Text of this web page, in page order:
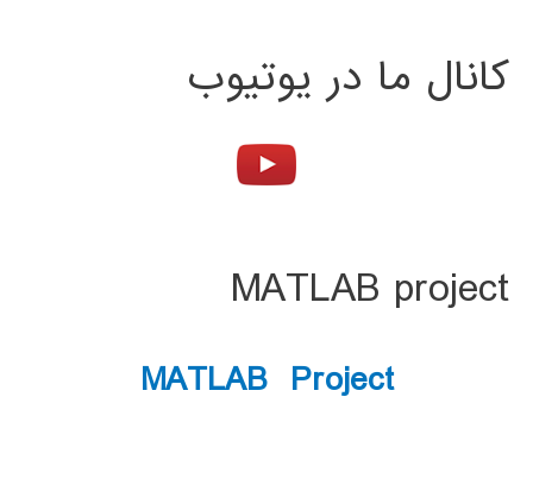
کانال ما در یوتیوب
MATLAB project
MATLAB Project